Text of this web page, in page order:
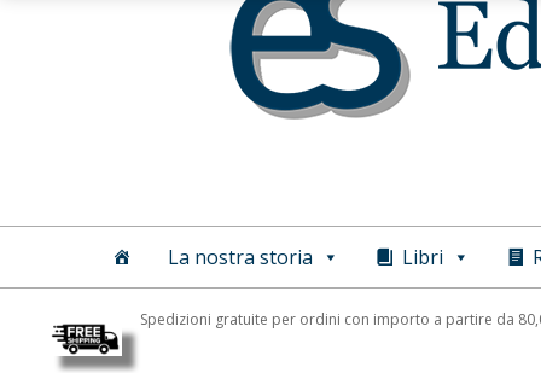
Editoriale
Scientifica
La nostra storia Libri
Spedizioni gratuite per ordini con importo a partire da